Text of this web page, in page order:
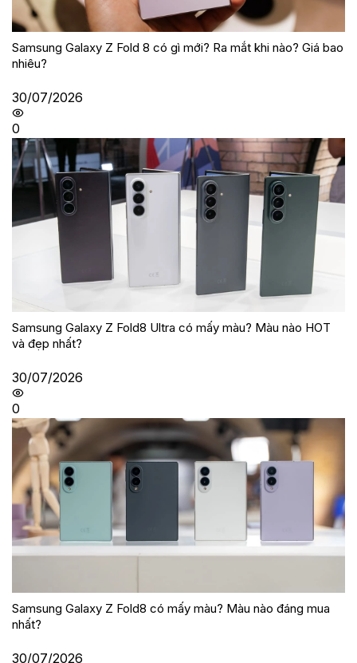
Samsung Galaxy Z Fold 8 có gì mới? Ra mắt khi nào? Giá bao
nhiêu?
30/07/2026
0
Samsung Galaxy Z Fold8 Ultra có mấy màu? Màu nào HOT
và đẹp nhất?
30/07/2026
0
Samsung Galaxy Z Fold8 có mấy màu? Màu nào đáng mua
nhất?
30/07/2026